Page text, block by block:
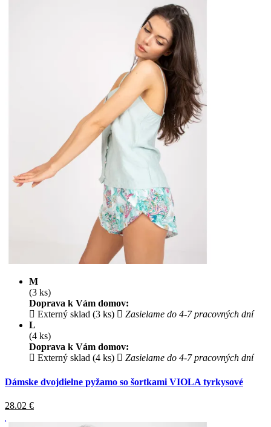
M
(3 ks)
Doprava k Vám domov:
Externý sklad (3 ks)
Zasielame do 4-7 pracovných dní
L
(4 ks)
Doprava k Vám domov:
Externý sklad (4 ks)
Zasielame do 4-7 pracovných dní
Dámske dvojdielne pyžamo so šortkami VIOLA tyrkysové
28.02 €